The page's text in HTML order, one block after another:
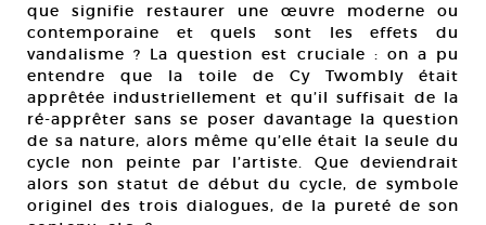
que signifie restaurer une œuvre moderne ou
contemporaine et quels sont les effets du
vandalisme ? La question est cruciale : on a pu
entendre que la toile de Cy Twombly était
apprêtée industriellement et qu’il suffisait de la
ré-apprêter sans se poser davantage la question
de sa nature, alors même qu’elle était la seule du
cycle non peinte par l’artiste. Que deviendrait
alors son statut de début du cycle, de symbole
originel des trois dialogues, de la pureté de son